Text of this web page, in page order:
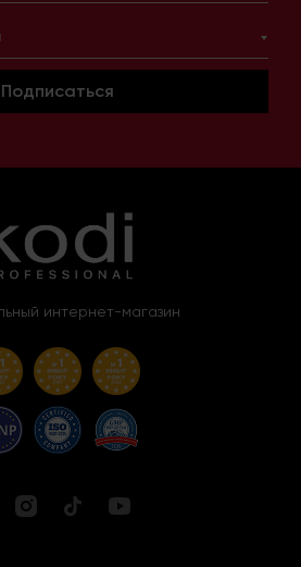
Подписаться
интернет-магазин